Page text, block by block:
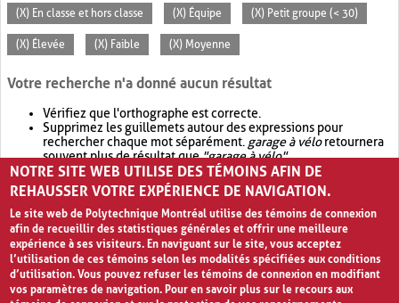
(X) En classe et hors classe (X) Équipe (X) Petit groupe (< 30)
(X) Élevée (X) Faible (X) Moyenne
Votre recherche n'a donné aucun résultat
Vérifiez que l'orthographe est correcte.
Supprimez les guillemets autour des expressions pour
rechercher chaque mot séparément. garage à véloretournera
souvent plus de résultat que"garage à vélo".
Envisagez d'élargir votre recherche avec OR.garage OR vélo
retournera souvent plus de résultat quegarage à vélo
NOTRE SITE WEB UTILISE DES TÉMOINS AFIN DE
REHAUSSER VOTRE EXPÉRIENCE DE NAVIGATION.
Le site web de Polytechnique Montréal utilise des témoins de connexion
afin de recueillir des statistiques générales et offrir une meilleure
expérience à ses visiteurs. En naviguant sur le site, vous acceptez
l’utilisation de ces témoins selon les modalités spécifiées aux conditions
d’utilisation. Vous pouvez refuser les témoins de connexion en modifiant
vos paramètres de navigation. Pour en savoir plus sur le recours aux